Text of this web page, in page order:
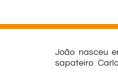
João nasceu
sapateiro